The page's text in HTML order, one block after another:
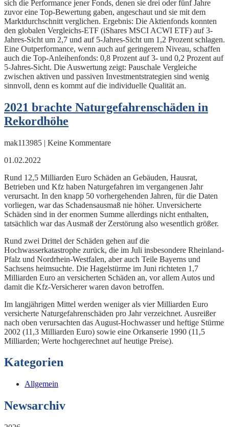
sich die Performance jener Fonds, denen sie drei oder fünf Jahre
zuvor eine Top-Bewertung gaben, angeschaut und sie mit dem
Marktdurchschnitt verglichen. Ergebnis: Die Aktienfonds konnten
den globalen Vergleichs-ETF (iShares MSCI ACWI ETF) auf 3-
Jahres-Sicht um 2,7 und auf 5-Jahres-Sicht um 1,2 Prozent schlagen.
Eine Outperformance, wenn auch auf geringerem Niveau, schaffen
auch die Top-Anleihenfonds: 0,8 Prozent auf 3- und 0,2 Prozent auf
5-Jahres-Sicht. Die Auswertung zeigt: Pauschale Vergleiche
zwischen aktiven und passiven Investmentstrategien sind wenig
sinnvoll, denn es kommt auf die individuelle Qualität an.
2021 brachte Naturgefahrenschäden in
Rekordhöhe
mak113985 | Keine Kommentare
01.02.2022
Rund 12,5 Milliarden Euro Schäden an Gebäuden, Hausrat,
Betrieben und Kfz haben Naturgefahren im vergangenen Jahr
verursacht. In den knapp 50 vorhergehenden Jahren, für die Daten
vorliegen, war das Schadensausmaß nie höher. Unversicherte
Schäden sind in der enormen Summe allerdings nicht enthalten,
tatsächlich war das Ausmaß der Zerstörung also wesentlich größer.
Rund zwei Drittel der Schäden gehen auf die
Hochwasserkatastrophe zurück, die im Juli insbesondere Rheinland-
Pfalz und Nordrhein-Westfalen, aber auch Teile Bayerns und
Sachsens heimsuchte. Die Hagelstürme im Juni richteten 1,7
Milliarden Euro an versicherten Schäden an, vor allem Autos und
damit die Kfz-Versicherer waren davon betroffen.
Im langjährigen Mittel werden weniger als vier Milliarden Euro
versicherte Naturgefahrenschäden pro Jahr verzeichnet. Ausreißer
nach oben verursachten das August-Hochwasser und heftige Stürme
2002 (11,3 Milliarden Euro) sowie eine Orkanserie 1990 (11,5
Milliarden; Werte hochgerechnet auf heutige Preise).
Kategorien
Allgemein
Newsarchiv